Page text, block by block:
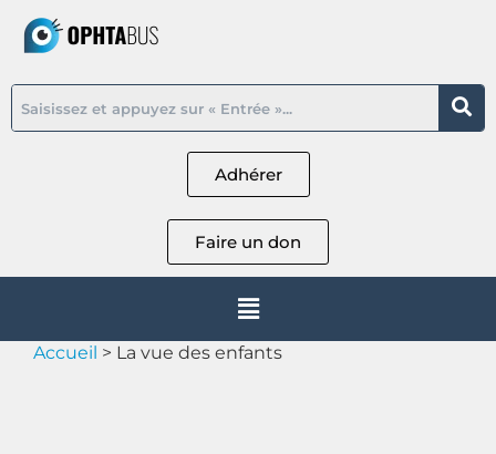
Adhérer
Faire un don
Accueil > La vue des enfants